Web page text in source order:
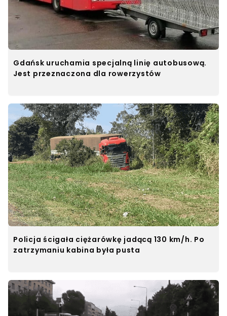
Gdańsk uruchamia specjalną linię autobusową.
Jest przeznaczona dla rowerzystów
Policja ścigała ciężarówkę jadącą 130 km/h. Po
zatrzymaniu kabina była pusta